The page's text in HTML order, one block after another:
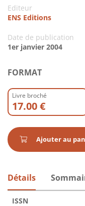
Editeur
ENS Editions
Date de publication
1er janvier 2004
FORMAT
Livre broché
17.00 €
Ajouter au
Détails
ISSN